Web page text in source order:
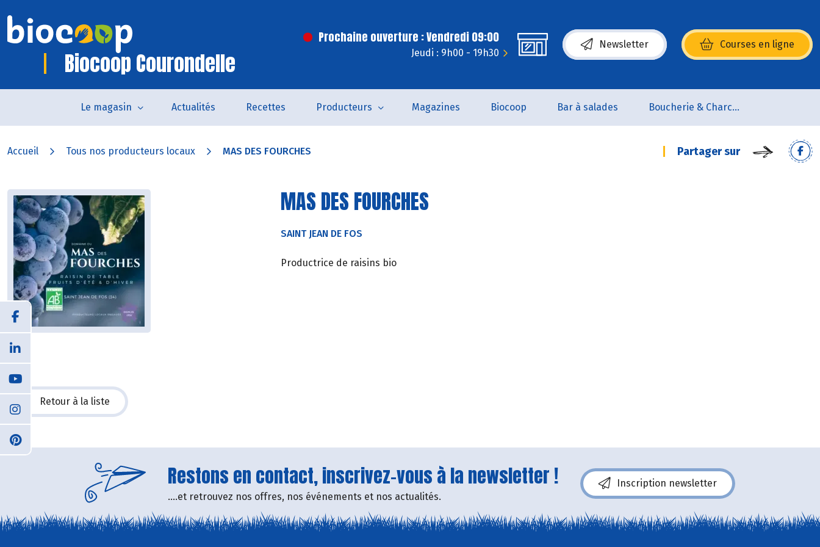
Biocoop Courondelle
Prochaine ouverture : Vendredi 09:00
Jeudi : 9h00 - 19h30
Newsletter Courses en ligne
(s’ouvre dans une nouvelle fenêtre)
Le magasin Actualités Recettes Producteurs Magazines Biocoop Bar à salades Boucherie & Charcuterie
Accueil Tous nos producteurs locaux MAS DES FOURCHES Partager sur
MAS DES FOURCHES
SAINT JEAN DE FOS
Productrice de raisins bio
Retour à la liste
Restons en contact, inscrivez-vous à la newsletter !
....et retrouvez nos offres, nos événements et nos actualités.
Inscription newsletter